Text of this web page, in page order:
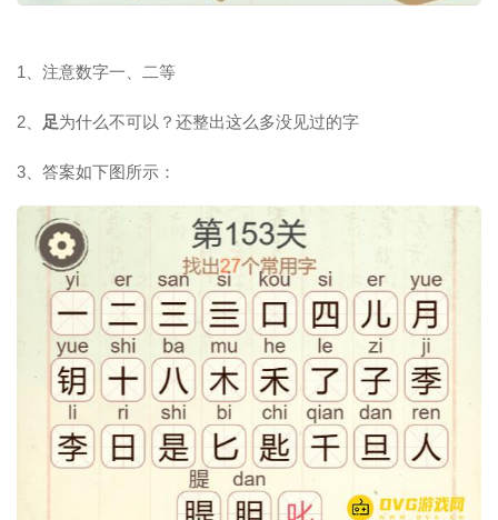
1、注意数字一、二等
2、 足为什么不可以？还整出这么多没见过的字
3、答案如下图所示：